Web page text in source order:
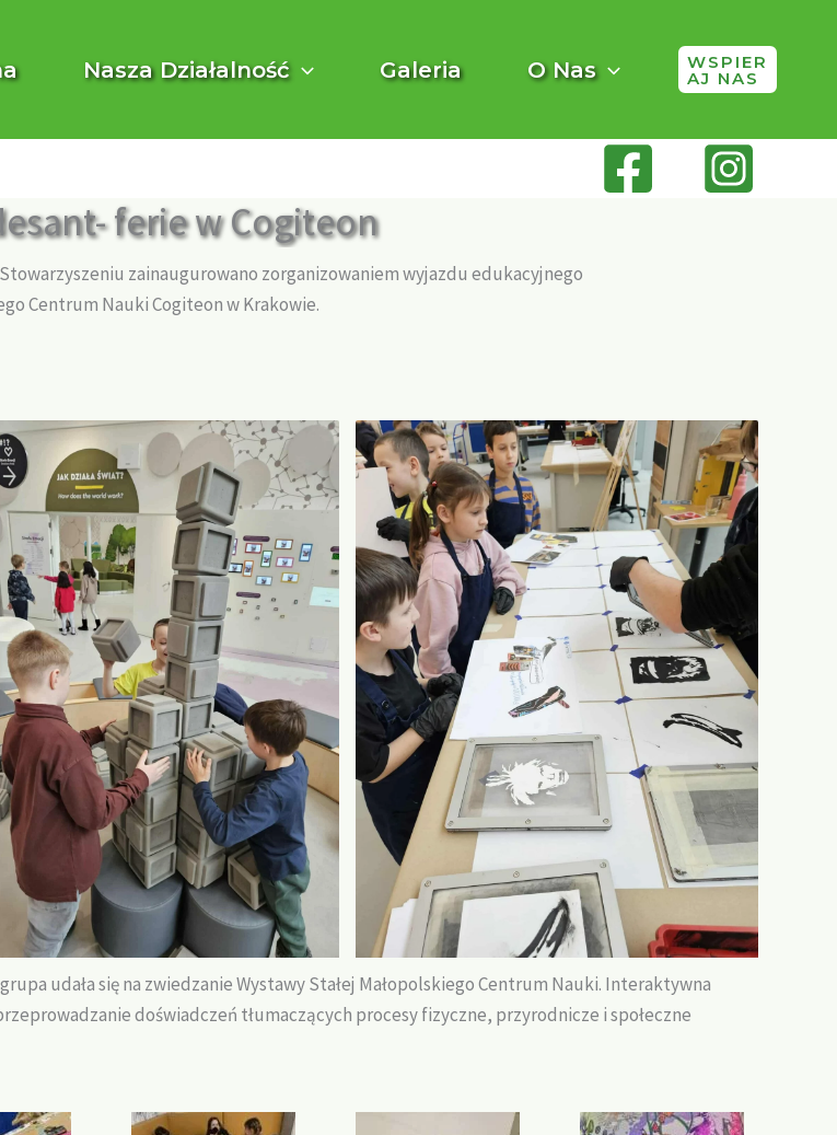
Nasza Działalność Galeria O Nas WSPIER
AJ NAS
ferie w Cogiteon
zainaugurowano zorganizowaniem wyjazdu edukacyjnego
Centrum Nauki Cogiteon w Krakowie.
udała się na zwiedzanie Wystawy Stałej Małopolskiego Centrum Nauki. Interaktywna
doświadczeń tłumaczących procesy fizyczne, przyrodnicze i społeczne